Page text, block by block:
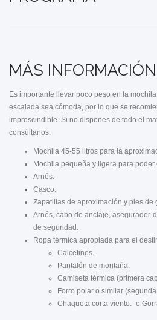
MÁS INFORMACIÓN
Es importante llevar poco peso en la
escalada sea cómoda, por lo que se
imprescindible. Si no dispones de todo el
consúltanos.
Mochila 45-55 litros para la
Mochila pequeña y ligera para
Arnés.
Casco.
Zapatillas de aproximación y pies de
Arnés, cabo de anclaje, asegurador-
de seguridad.
Ropa térmica apropiada para el
Calcetines.
Pantalón de montaña.
Camiseta térmica (primera
Forro polar o similar
Chaqueta corta viento. o